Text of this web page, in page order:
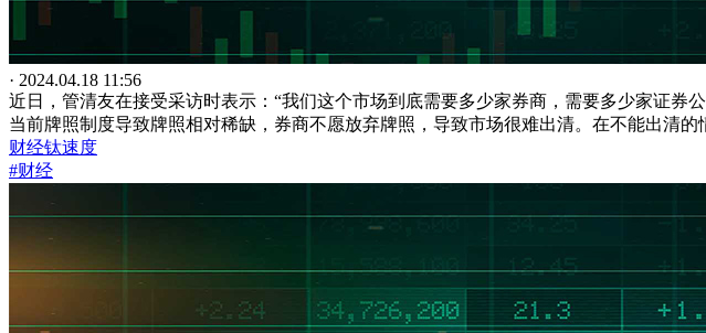
· 2024.04.18 11:56
近日，管清友在接受采访时表示：“我们这个市场到底需要多少家券商，需要多少家证
当前牌照制度导致牌照相对稀缺，券商不愿放弃牌照，导致市场很难出清。在不能出清的
财经钛速度
#财经